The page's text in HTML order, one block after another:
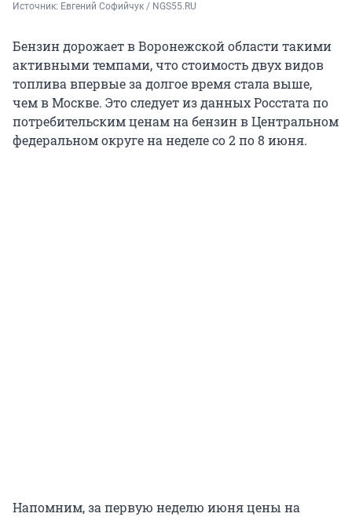
Источник: Евгений Софийчук / NGS55.RU
Бензин дорожает в Воронежской области такими
активными темпами, что стоимость двух видов
топлива впервые за долгое время стала выше,
чем в Москве. Это следует из данных Росстата по
потребительским ценам на бензин в Центральном
федеральном округе на неделе со 2 по 8 июня.
Напомним, за первую неделю июня цены на